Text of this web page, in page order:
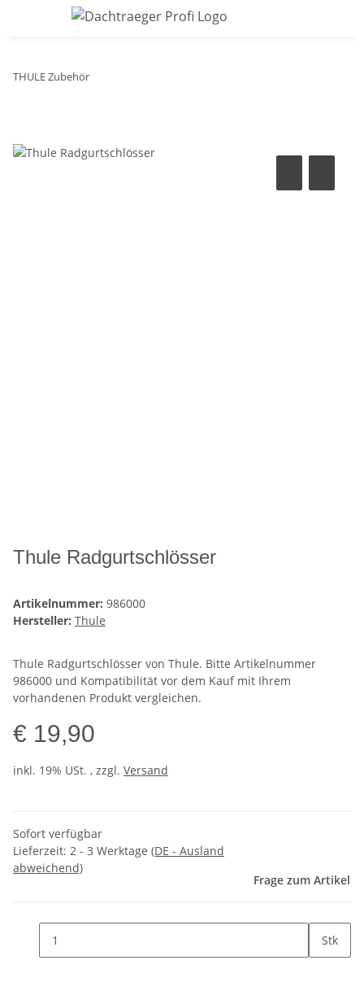
THULE Zubehör
Thule Radgurtschlösser
Artikelnummer: 986000
Hersteller: Thule
Thule Radgurtschlösser von Thule. Bitte Artikelnummer
986000 und Kompatibilität vor dem Kauf mit Ihrem
vorhandenen Produkt vergleichen.
€ 19,90
inkl. 19% USt. , zzgl. Versand
Sofort verfügbar
Lieferzeit: 2 - 3 Werktage (DE - Ausland
abweichend)
Frage zum Artikel
Stk